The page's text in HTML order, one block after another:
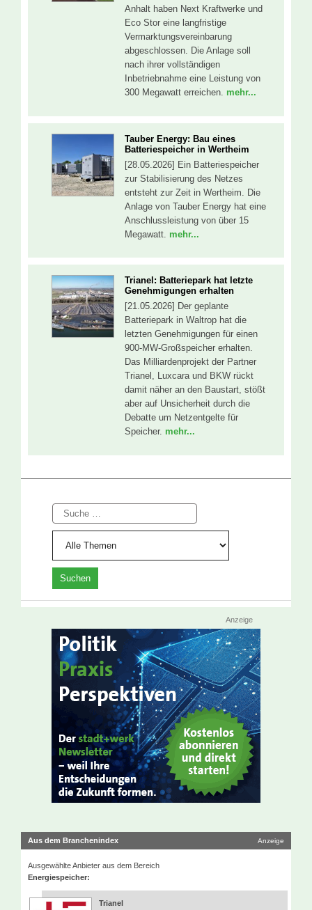
Anhalt haben Next Kraftwerke und
Eco Stor eine langfristige
Vermarktungsvereinbarung
abgeschlossen. Die Anlage soll
nach ihrer vollständigen
Inbetriebnahme eine Leistung von
300 Megawatt erreichen. mehr...
Tauber Energy: Bau eines
Batteriespeicher in Wertheim
[28.05.2026] Ein Batteriespeicher
zur Stabilisierung des Netzes
entsteht zur Zeit in Wertheim. Die
Anlage von Tauber Energy hat eine
Anschlussleistung von über 15
Megawatt. mehr...
Trianel: Batteriepark hat letzte
Genehmigungen erhalten
[21.05.2026] Der geplante
Batteriepark in Waltrop hat die
letzten Genehmigungen für einen
900-MW-Großspeicher erhalten.
Das Milliardenprojekt der Partner
Trianel, Luxcara und BKW rückt
damit näher an den Baustart, stößt
aber auf Unsicherheit durch die
Debatte um Netzentgelte für
Speicher. mehr...
Suche
Anzeige
Aus dem Branchenindex Anzeige
Ausgewählte Anbieter aus dem Bereich
Energiespeicher:
Trianel